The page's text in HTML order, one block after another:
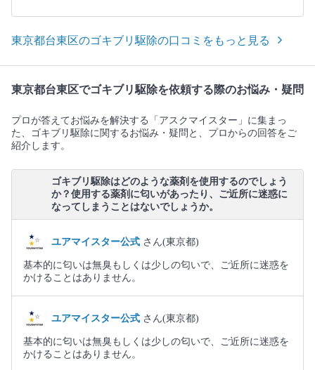
東京都台東区のゴキブリ駆除の口コミをもっと見る
東京都台東区でゴキブリ駆除を依頼する際のお悩み・疑問
プロが答えてお悩みを解決する「アスクマイスター」に集まっ
た、ゴキブリ駆除に関するお悩み・疑問と、プロからの回答をご
紹介します。
ゴキブリ駆除はどのような薬剤を使用するのでしょう
か？使用する薬剤に匂いがあったり、ご近所に迷惑に
なってしまうことはないでしょうか。
ユアマイスター公式 さん(東京都)
基本的に匂いは無臭もしくは少しの匂いで、ご近所に迷惑を
かけることはありません。
ユアマイスター公式 さん(東京都)
基本的に匂いは無臭もしくは少しの匂いで、ご近所に迷惑を
かけることはありません。